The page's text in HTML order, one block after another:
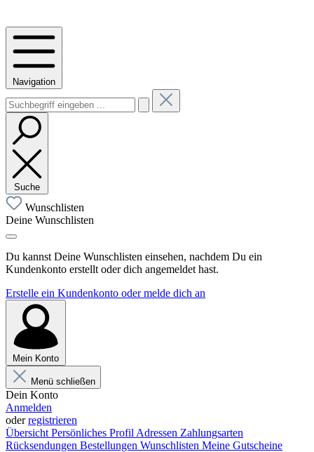
Navigation
Suche
Wunschlisten
Deine Wunschlisten
Du kannst Deine Wunschlisten einsehen, nachdem Du ein
Kundenkonto erstellt oder dich angemeldet hast.
Erstelle ein Kundenkonto oder melde dich an
Mein Konto
Menü schließen
Dein Konto
Anmelden
oderregistrieren
Übersicht Persönliches Profil Adressen Zahlungsarten
Rücksendungen Bestellungen Wunschlisten Meine Gutscheine